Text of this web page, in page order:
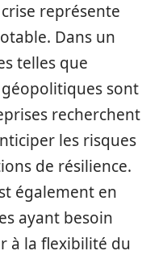
représente
Dans un
telles que
sont
recherchent
les risques
de résilience.
également en
ayant besoin
à la flexibilité du